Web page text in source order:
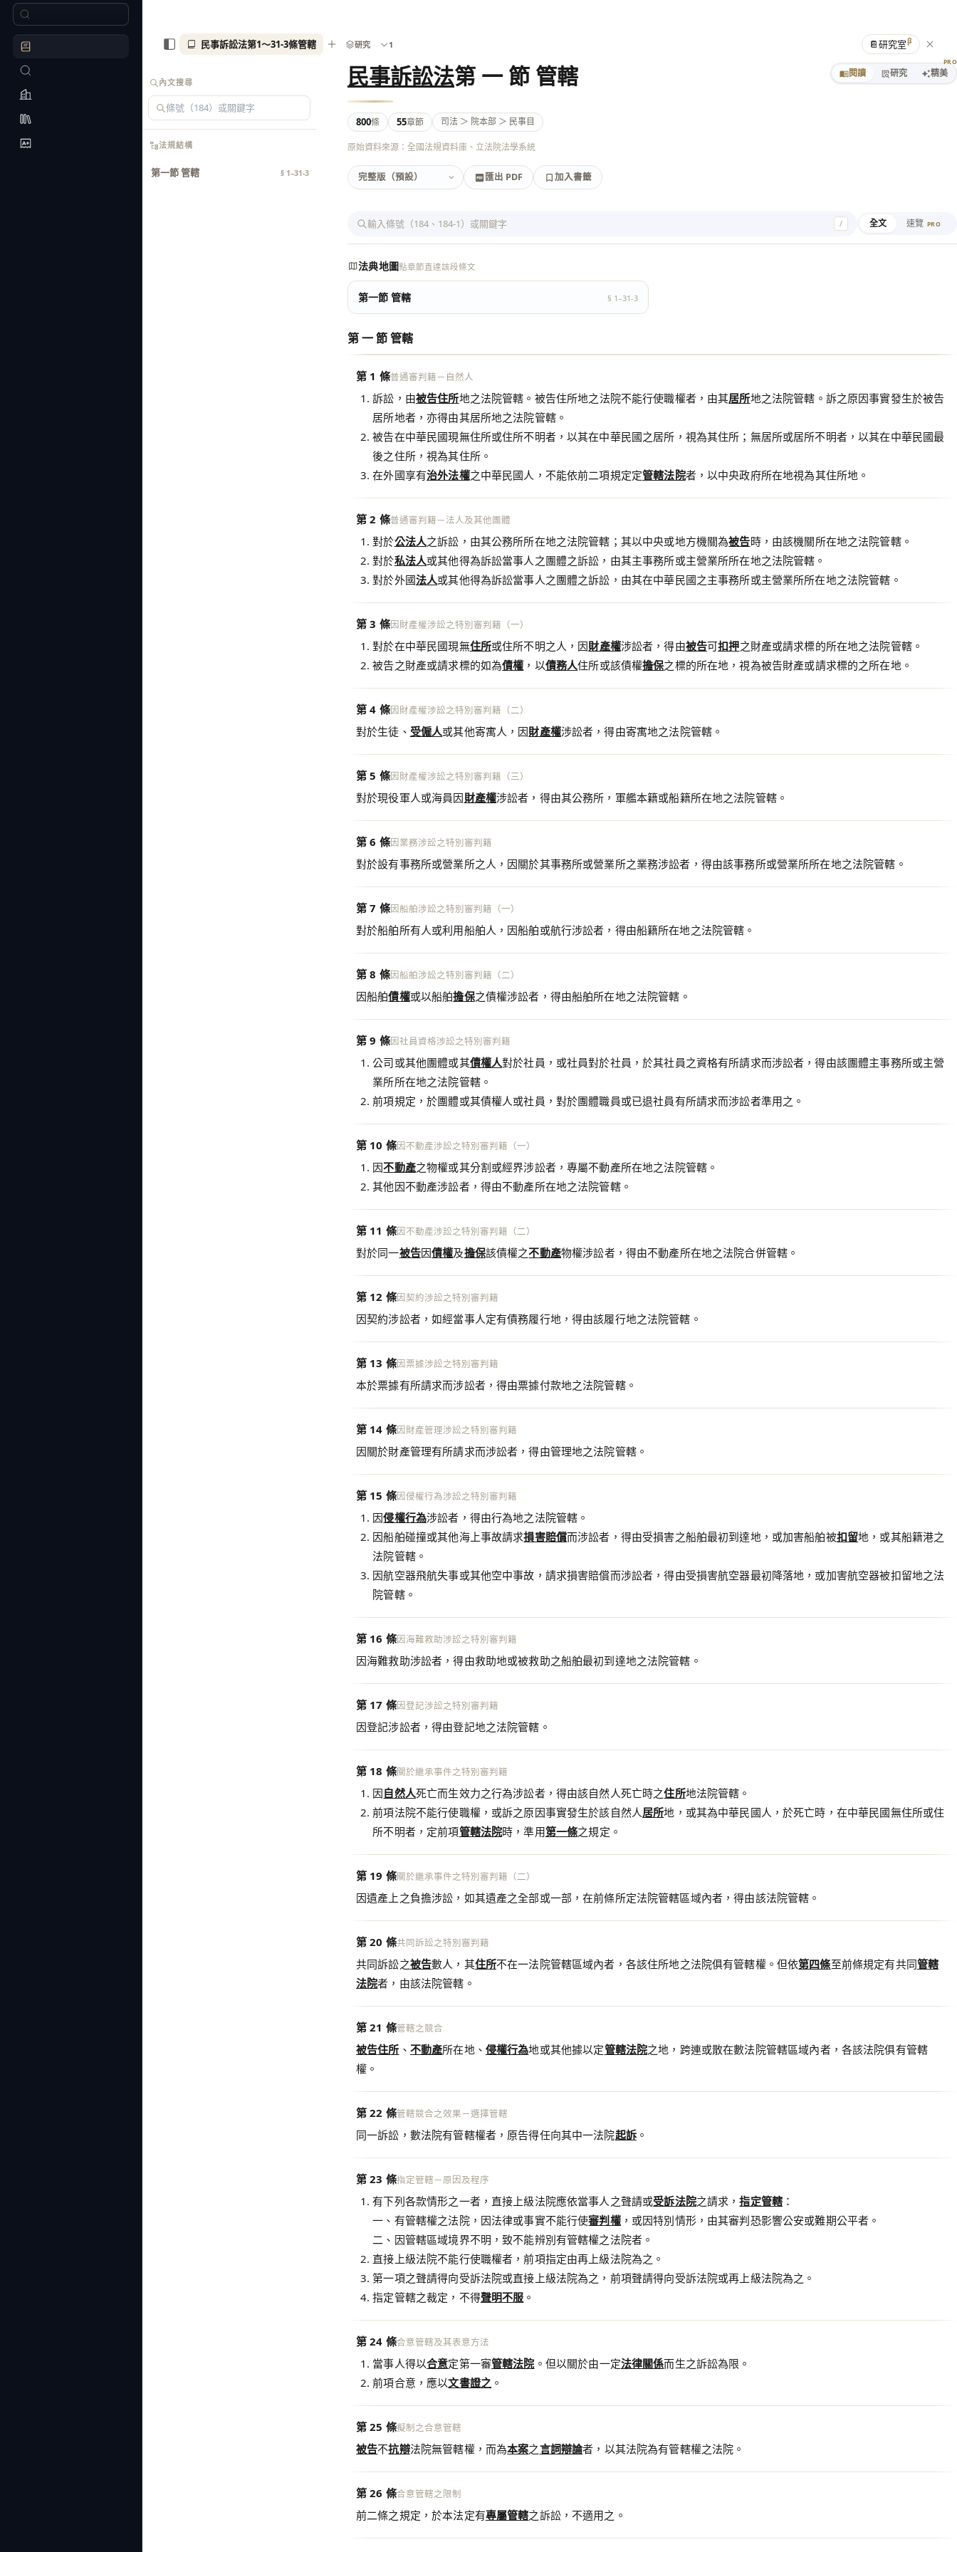
內文搜尋
法規結構
第一節 管轄 § 1–31-3
民事訴訟法第 一 節 管轄 閱讀 研究 精美
PRO
800條 55章節 司法 ＞ 院本部 ＞ 民事目
原始資料來源：全國法規資料庫、立法院法學系統
匯出 PDF 加入書籤
匯出 PDF
加入書籤
/ 全文 速覽 PRO
法典地圖點章節直達該段條文
第一節 管轄 § 1–31-3
第 一 節 管轄
第 1 條普通審判籍－自然人
訴訟，由被告住所地之法院管轄。被告住所地之法院不能行使職權者，由其居所地之法院管轄。訴之原因事實發生於被告
居所地者，亦得由其居所地之法院管轄。
被告在中華民國現無住所或住所不明者，以其在中華民國之居所，視為其住所；無居所或居所不明者，以其在中華民國最
後之住所，視為其住所。
在外國享有治外法權之中華民國人，不能依前二項規定定管轄法院者，以中央政府所在地視為其住所地。
第 2 條普通審判籍－法人及其他團體
對於公法人之訴訟，由其公務所所在地之法院管轄；其以中央或地方機關為被告時，由該機關所在地之法院管轄。
對於私法人或其他得為訴訟當事人之團體之訴訟，由其主事務所或主營業所所在地之法院管轄。
對於外國法人或其他得為訴訟當事人之團體之訴訟，由其在中華民國之主事務所或主營業所所在地之法院管轄。
第 3 條因財產權涉訟之特別審判籍（一）
對於在中華民國現無住所或住所不明之人，因財產權涉訟者，得由被告可扣押之財產或請求標的所在地之法院管轄。
被告之財產或請求標的如為債權 ，以債務人住所或該債權擔保之標的所在地，視為被告財產或請求標的之所在地。
第 4 條因財產權涉訟之特別審判籍（二）
對於生徒、 受僱人或其他寄寓人，因財產權涉訟者，得由寄寓地之法院管轄。
第 5 條因財產權涉訟之特別審判籍（三）
對於現役軍人或海員因財產權涉訟者，得由其公務所，軍艦本籍或船籍所在地之法院管轄。
第 6 條因業務涉訟之特別審判籍
對於設有事務所或營業所之人，因關於其事務所或營業所之業務涉訟者，得由該事務所或營業所所在地之法院管轄。
第 7 條因船舶涉訟之特別審判籍（一）
對於船舶所有人或利用船舶人，因船舶或航行涉訟者，得由船籍所在地之法院管轄。
第 8 條因船舶涉訟之特別審判籍（二）
因船舶債權或以船舶擔保之債權涉訟者，得由船舶所在地之法院管轄。
第 9 條因社員資格涉訟之特別審判籍
公司或其他團體或其債權人對於社員，或社員對於社員，於其社員之資格有所請求而涉訟者，得由該團體主事務所或主營
業所所在地之法院管轄。
前項規定，於團體或其債權人或社員，對於團體職員或已退社員有所請求而涉訟者準用之。
第 10 條因不動產涉訟之特別審判籍（一）
因不動產之物權或其分割或經界涉訟者，專屬不動產所在地之法院管轄。
其他因不動產涉訟者，得由不動產所在地之法院管轄。
第 11 條因不動產涉訟之特別審判籍（二）
對於同一被告因債權及擔保該債權之不動產物權涉訟者，得由不動產所在地之法院合併管轄。
第 12 條因契約涉訟之特別審判籍
因契約涉訟者，如經當事人定有債務履行地，得由該履行地之法院管轄。
第 13 條因票據涉訟之特別審判籍
本於票據有所請求而涉訟者，得由票據付款地之法院管轄。
第 14 條因財產管理涉訟之特別審判籍
因關於財產管理有所請求而涉訟者，得由管理地之法院管轄。
第 15 條因侵權行為涉訟之特別審判籍
因侵權行為涉訟者，得由行為地之法院管轄。
因船舶碰撞或其他海上事故請求損害賠償而涉訟者，得由受損害之船舶最初到達地，或加害船舶被扣留地，或其船籍港之
法院管轄。
因航空器飛航失事或其他空中事故，請求損害賠償而涉訟者，得由受損害航空器最初降落地，或加害航空器被扣留地之法
院管轄。
第 16 條因海難救助涉訟之特別審判籍
因海難救助涉訟者，得由救助地或被救助之船舶最初到達地之法院管轄。
第 17 條因登記涉訟之特別審判籍
因登記涉訟者，得由登記地之法院管轄。
第 18 條關於繼承事件之特別審判籍
因自然人死亡而生效力之行為涉訟者，得由該自然人死亡時之住所地法院管轄。
前項法院不能行使職權，或訴之原因事實發生於該自然人居所地，或其為中華民國人，於死亡時，在中華民國無住所或住
所不明者，定前項管轄法院時，準用第一條之規定。
第 19 條關於繼承事件之特別審判籍（二）
因遺產上之負擔涉訟，如其遺產之全部或一部，在前條所定法院管轄區域內者，得由該法院管轄。
第 20 條共同訴訟之特別審判籍
共同訴訟之被告數人，其住所不在一法院管轄區域內者，各該住所地之法院俱有管轄權。但依第四條至前條規定有共同管轄
法院者，由該法院管轄。
第 21 條管轄之競合
被告住所 、 不動產所在地、 侵權行為地或其他據以定管轄法院之地，跨連或散在數法院管轄區域內者，各該法院俱有管轄
權。
第 22 條管轄競合之效果－選擇管轄
同一訴訟，數法院有管轄權者，原告得任向其中一法院起訴。
第 23 條指定管轄－原因及程序
有下列各款情形之一者，直接上級法院應依當事人之聲請或受訴法院之請求，指定管轄 ：
一、有管轄權之法院，因法律或事實不能行使審判權，或因特別情形，由其審判恐影響公安或難期公平者。
二、因管轄區域境界不明，致不能辨別有管轄權之法院者。
直接上級法院不能行使職權者，前項指定由再上級法院為之。
第一項之聲請得向受訴法院或直接上級法院為之，前項聲請得向受訴法院或再上級法院為之。
指定管轄之裁定，不得聲明不服 。
第 24 條合意管轄及其表意方法
當事人得以合意定第一審管轄法院 。但以關於由一定法律關係而生之訴訟為限。
前項合意，應以文書證之 。
第 25 條擬制之合意管轄
被告不抗辯法院無管轄權，而為本案之言詞辯論者，以其法院為有管轄權之法院。
第 26 條合意管轄之限制
前二條之規定，於本法定有專屬管轄之訴訟，不適用之。
民事訴訟法第1～31-3條管轄 研究 1 📔研究室β